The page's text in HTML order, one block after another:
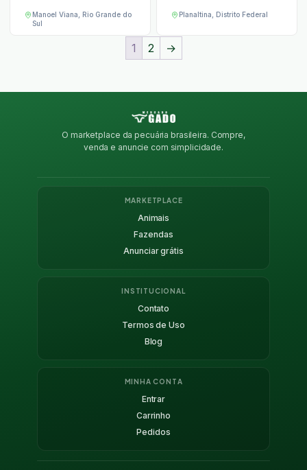
Manoel Viana, Rio Grande do
Sul
Planaltina, Distrito Federal
1 2 →
O marketplace da pecuária brasileira. Compre,
venda e anuncie com simplicidade.
MARKETPLACE
Animais
Fazendas
Anunciar grátis
INSTITUCIONAL
Contato
Termos de Uso
Blog
MINHA CONTA
Entrar
Carrinho
Pedidos